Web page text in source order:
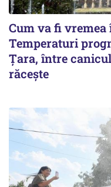
Cum va fi
Temperaturi
Țara, între
răcește